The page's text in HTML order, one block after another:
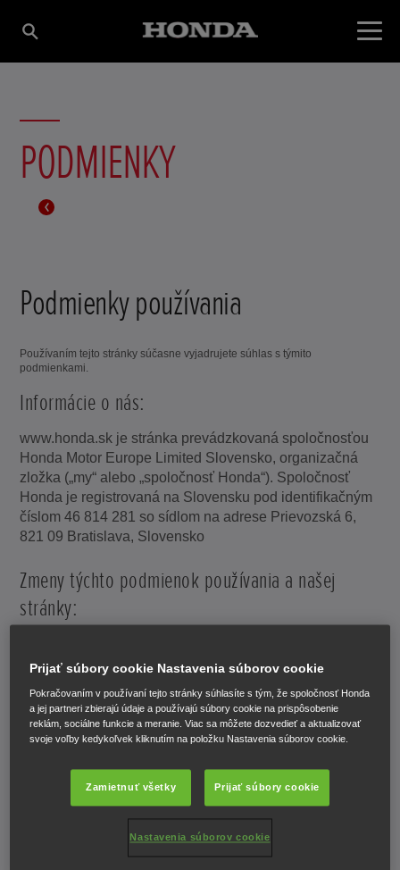
PODMIENKY
Podmienky používania
Používaním tejto stránky súčasne vyjadrujete súhlas s týmito
podmienkami.
Informácie o nás:
www.honda.sk je stránka prevádzkovaná spoločnosťou
Honda Motor Europe Limited Slovensko, organizačná
zložka („my“ alebo „spoločnosť Honda“). Spoločnosť
Honda je registrovaná na Slovensku pod identifikačným
číslom 46 814 281 so sídlom na adrese Prievozská 6,
821 09 Bratislava, Slovensko
Zmeny týchto podmienok používania a našej
stránky:
tejto stránky. Občas si túto stránku prezrite, aby ste si
záväzné.
Našu stránku môžeme príležitostne aktualizovať a
Prístup na stránku:
Naším cieľom je zabezpečiť, aby bola naša stránka
dostupná pre používateľov, ale nemôžeme zaručiť, že
Prijať súbory cookie Nastavenia súborov cookie
Pokračovaním v používaní tejto stránky súhlasíte s tým, že spoločnosť Honda
a jej partneri zbierajú údaje a používajú súbory cookie na prispôsobenie
reklám, sociálne funkcie a meranie. Viac sa môžete dozvedieť a aktualizovať
svoje voľby kedykoľvek kliknutím na položku Nastavenia súborov cookie.
Zamietnuť všetky Prijať súbory cookie
Nastavenia súborov cookie